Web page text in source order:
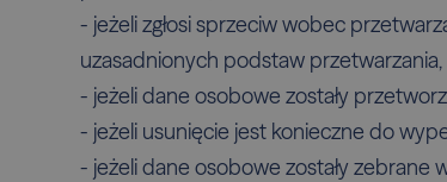
- jeżeli zgłosi sprzeciw wobec
uzasadnionych podstaw przetwarzania,
- jeżeli dane osobowe zostały
- jeżeli usunięcie jest konieczne do
- jeżeli dane osobowe zostały zebrane